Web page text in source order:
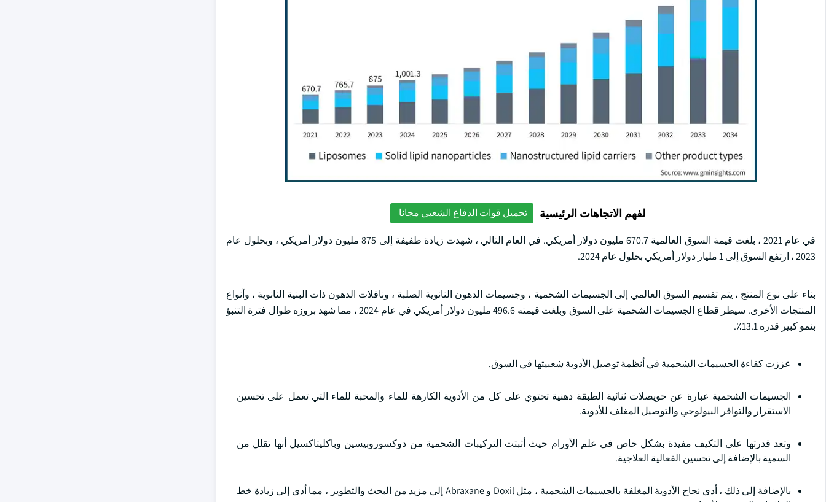
لفهم الاتجاهات الرئيسية تحميل قوات الدفاع الشعبي مجانا
في عام 2021 ، بلغت قيمة السوق العالمية 670.7 مليون دولار أمريكي. في العام التالي ، شهدت زيادة طفيفة إلى 875 مليون دولار أمريكي ، وبحلول عام
2023 ، ارتفع السوق إلى 1 مليار دولار أمريكي بحلول عام 2024.
بناء على نوع المنتج ، يتم تقسيم السوق العالمي إلى الجسيمات الشحمية ، وجسيمات الدهون النانوية الصلبة ، وناقلات الدهون ذات البنية النانوية ، وأنواع
المنتجات الأخرى. سيطر قطاع الجسيمات الشحمية على السوق وبلغت قيمته 496.6 مليون دولار أمريكي في عام 2024 ، مما شهد بروزه طوال فترة التنبؤ
بنمو كبير قدره 13.1٪.
عززت كفاءة الجسيمات الشحمية في أنظمة توصيل الأدوية شعبيتها في السوق.
الجسيمات الشحمية عبارة عن حويصلات ثنائية الطبقة دهنية تحتوي على كل من الأدوية الكارهة للماء والمحبة للماء التي تعمل على تحسين
الاستقرار والتوافر البيولوجي والتوصيل المغلف للأدوية.
وتعد قدرتها على التكيف مفيدة بشكل خاص في علم الأورام حيث أثبتت التركيبات الشحمية من دوكسوروبيسين وباكليتاكسيل أنها تقلل من
السمية بالإضافة إلى تحسين الفعالية العلاجية.
بالإضافة إلى ذلك ، أدى نجاح الأدوية المغلفة بالجسيمات الشحمية ، مثل Doxil و Abraxane إلى مزيد من البحث والتطوير ، مما أدى إلى زيادة خط